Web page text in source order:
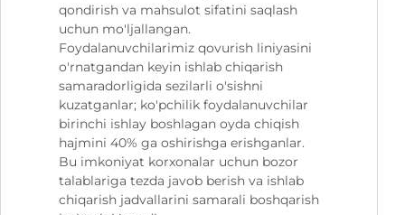
qondirish va mahsulot sifatini saqlash
uchun mo'ljallangan.
Foydalanuvchilarimiz qovurish liniyasini
o'rnatgandan keyin ishlab chiqarish
samaradorligida sezilarli o'sishni
kuzatganlar; ko'pchilik foydalanuvchilar
birinchi ishlay boshlagan oyda chiqish
hajmini 40% ga oshirishga erishganlar.
Bu imkoniyat korxonalar uchun bozor
talablariga tezda javob berish va ishlab
chiqarish jadvallarini samarali boshqarish